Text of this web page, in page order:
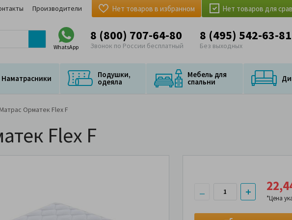
Производители Нет товаров для
Нет товаров в избранном
WhatsApp
8 (800) 707-64-80
Звонок по России бесплатный
8 (495) 542-63-81
Без выходных
Наматрасники Подушки,
одеяла
Мебель для
спальни
Матрас Орматек Flex F
Flex F
*Цена